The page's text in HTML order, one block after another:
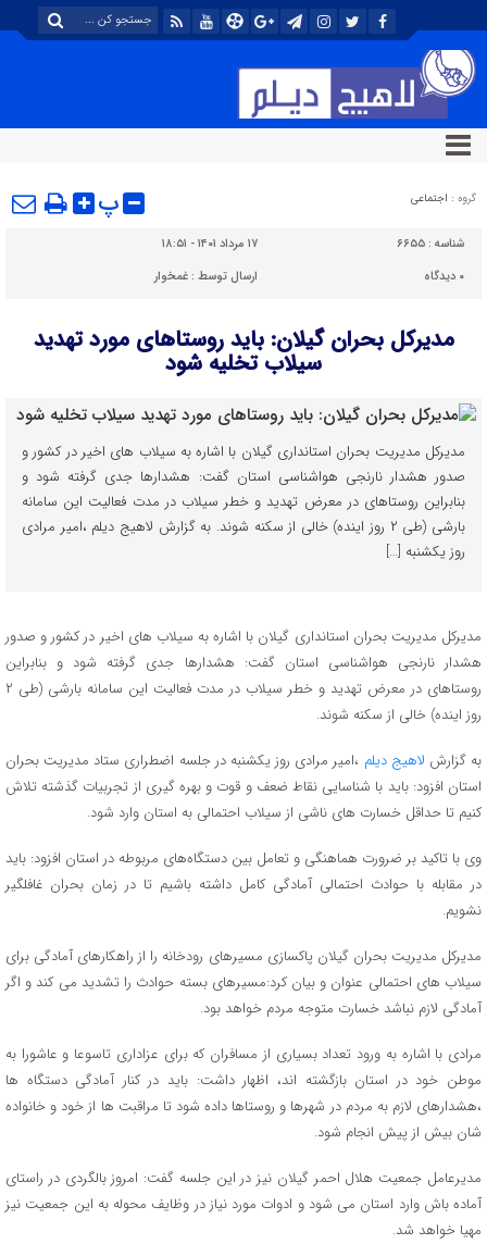
گروه : اجتماعی پ
شناسه : ۶۶۵۵
۱۷ مرداد ۱۴۰۱ - ۱۸:۵۱
۰ دیدگاه ارسال توسط :غمخوار
مدیرکل بحران گیلان: باید روستاهای مورد تهدید
سیلاب تخلیه شود
مدیرکل مدیریت بحران استانداری گیلان با اشاره به سیلاب های اخیر در کشور و
صدور هشدار نارنجی هواشناسی استان گفت: هشدارها جدی گرفته شود و
بنابراین روستاهای در معرض تهدید و خطر سیلاب در مدت فعالیت این سامانه
بارشی (طی ۲ روز اینده) خالی از سکنه شوند. به گزارش لاهیج دیلم ،امیر مرادی
روز یکشنبه […]
مدیرکل مدیریت بحران استانداری گیلان با اشاره به سیلاب های اخیر در کشور و صدور
هشدار نارنجی هواشناسی استان گفت: هشدارها جدی گرفته شود و بنابراین
روستاهای در معرض تهدید و خطر سیلاب در مدت فعالیت این سامانه بارشی (طی ۲
روز اینده) خالی از سکنه شوند.
به گزارش لاهیج دیلم ،امیر مرادی روز یکشنبه در جلسه اضطراری ستاد مدیریت بحران
استان افزود: باید با شناسایی نقاط ضعف و قوت و بهره گیری از تجربیات گذشته تلاش
کنیم تا حداقل خسارت های ناشی از سیلاب احتمالی به استان وارد شود.
وی با تاکید بر ضرورت هماهنگی و تعامل بین دستگاه‌های مربوطه در استان افزود: باید
در مقابله با حوادث احتمالی آمادگی کامل داشته باشیم تا در زمان بحران غافلگیر
نشویم.
مدیرکل مدیریت بحران گیلان پاکسازی مسیرهای رودخانه را از راهکارهای آمادگی برای
سیلاب های احتمالی عنوان و بیان کرد:مسیرهای بسته حوادث را تشدید می کند و اگر
آمادگی لازم نباشد خسارت متوجه مردم خواهد بود.
مرادی با اشاره به ورود تعداد بسیاری از مسافران که برای عزاداری تاسوعا و عاشورا به
موطن خود در استان بازگشته اند، اظهار داشت: باید در کنار آمادگی دستگاه ها
،هشدارهای لازم به مردم در شهرها و روستاها داده شود تا مراقبت ها از خود و خانواده
شان بیش از پیش انجام شود.
مدیرعامل جمعیت هلال احمر گیلان نیز در این جلسه گفت: امروز بالگردی در راستای
آماده باش وارد استان می شود و ادوات مورد نیاز در وظایف محوله به این جمعیت نیز
مهیا خواهد شد.